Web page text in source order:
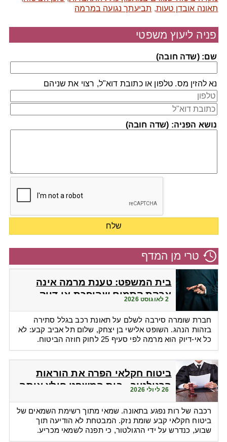
תאונה אובדן טעות, תביעתך נגועה במרמה
פניה ליעוץ משפטי
שם: (שדה חובה)
נא להזין מס. טלפון או כתובת דוא"ל, רצוי את שניהם
נושא הפניה: (שדה חובה)
טרי מן המדף
בית המשפט: טענת מרמה אינה
אבקת קסמים שהופכת אי-דיוק
2 לאוגוסט 2026
חברת שומרה סירבה לשלם על תאונת רכב בגלל סתירה
בזהות הנהג. השופט אלישי בן יצחק, שלום תל אביב קבע: לא
כל אי-דיוק הוא מרמה לפי סעיף 25 לחוק חוזה הביטוח.
ביטוח חקלאי הפרה את הוראות
הרגולטור - בית המשפט חילץ אותה
26 ליולי 2026
רכבה של רות נפגע בתאונה. שמאי מתוך רשימת השמאים של
ביטוח חקלאי קבע שומת נזק. המבטחת לא הודיעה תוך
שבוע, כנדרש על ידי הרגולטור, כי תפנה לשמאי מכריע.